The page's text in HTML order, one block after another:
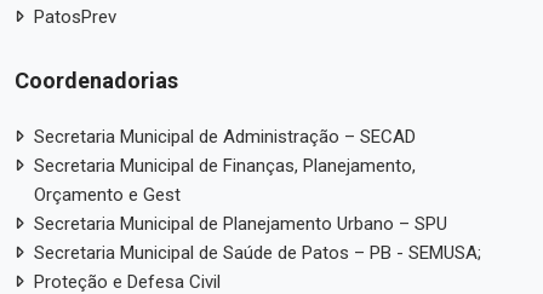
PatosPrev
Coordenadorias
Secretaria Municipal de Administração – SECAD
Secretaria Municipal de Finanças, Planejamento,
Orçamento e Gest
Secretaria Municipal de Planejamento Urbano – SPU
Secretaria Municipal de Saúde de Patos – PB - SEMUSA;
Proteção e Defesa Civil